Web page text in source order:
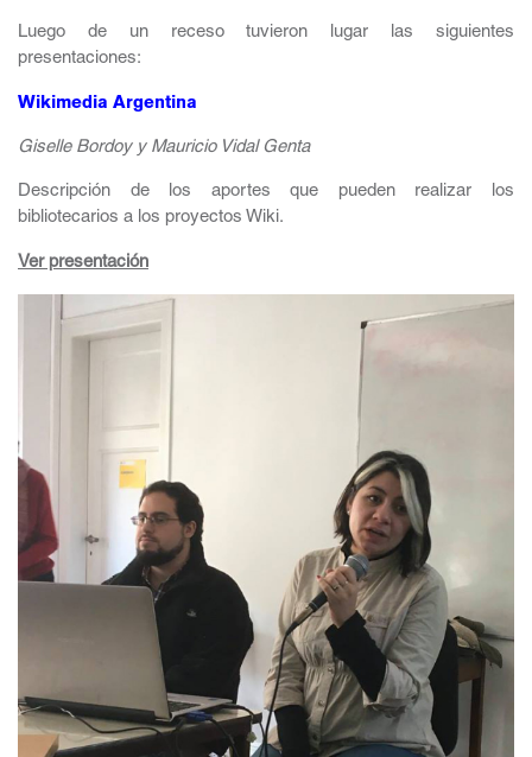
Luego de un receso tuvieron lugar las siguientes
presentaciones:
Wikimedia Argentina
Giselle Bordoy y Mauricio Vidal Genta
Descripción de los aportes que pueden realizar los
bibliotecarios a los proyectos Wiki.
Ver presentación